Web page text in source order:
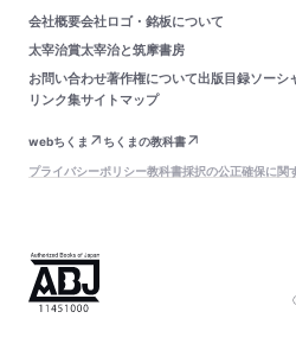
会社概要会社ロゴ・銘板について
太宰治賞太宰治と筑摩書房
お問い合わせ著作権について出版目録ソーシ
リンク集サイトマップ
webちくま
ちくまの教科書
プライバシーポリシー教科書採択の公正確保に関